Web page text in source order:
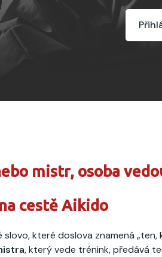
mistr, osoba
cestě Aikido
slovo, které doslova znamená „ten,
, který vede trénink, předává